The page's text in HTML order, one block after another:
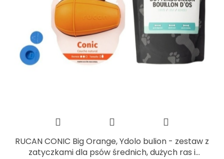
RUCAN CONIC Big Orange, Ydolo bulion - zestaw z
zatyczkami dla psów średnich, dużych ras i